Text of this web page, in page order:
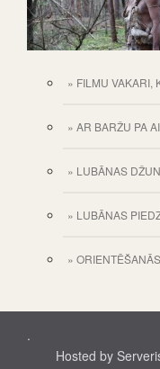
» FILMU VAKARI,
» AR BARŽU PA
» LUBĀNAS
» LUBĀNAS
» ORIENTĒŠANĀS
.
Hosted by